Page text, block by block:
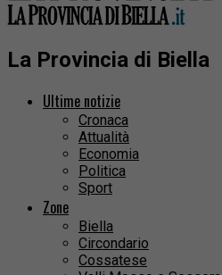
La Provincia di Biella
Ultime notizie
Cronaca
Attualità
Economia
Politica
Sport
Zone
Biella
Circondario
Cossatese